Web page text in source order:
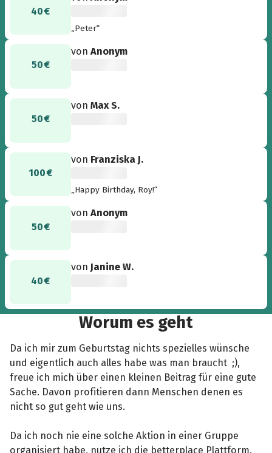
40 €
„Peter“
50 €
vonAnonym
50 €
vonMax S.
100 €
von Franziska J.
„Happy Birthday, Roy!“
50 €
vonAnonym
40 €
von Janine W.
Worum es geht
Da ich mir zum Geburtstag nichts spezielles wünsche
und eigentlich auch alles habe was man braucht ;),
freue ich mich über einen kleinen Beitrag für eine gute
Sache. Davon profitieren dann Menschen denen es
nicht so gut geht wie uns.
Da ich noch nie eine solche Aktion in einer Gruppe
organisiert habe, nutze ich die betterplace Plattform.